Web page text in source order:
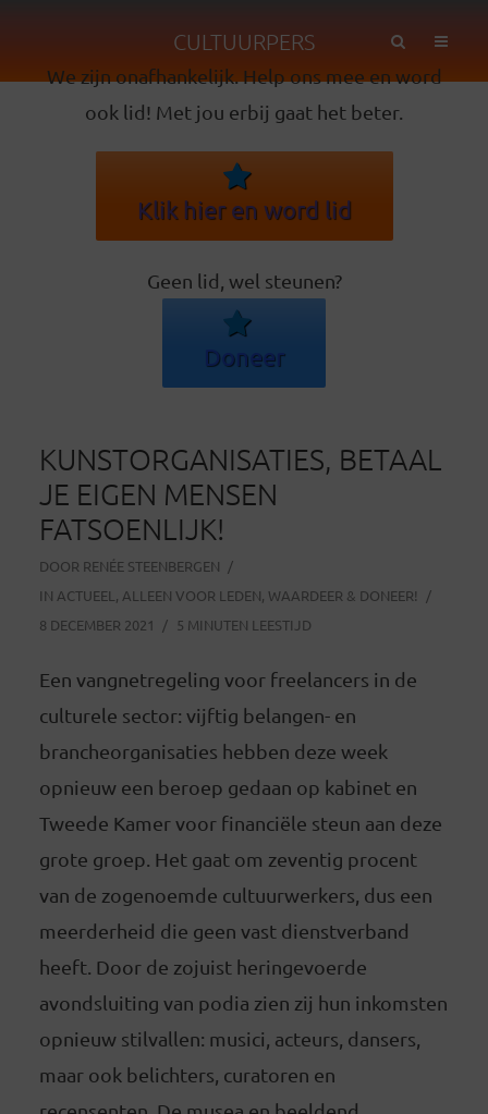
CULTUURPERS
We zijn onafhankelijk. Help ons mee en word
ook lid! Met jou erbij gaat het beter.
Klik hier en word lid
Geen lid, wel steunen?
Doneer
KUNSTORGANISATIES, BETAAL
JE EIGEN MENSEN
FATSOENLIJK!
DOOR RENÉE STEENBERGEN
IN ACTUEEL , ALLEEN VOOR LEDEN, WAARDEER & DONEER!
8 DECEMBER 2021
5 MINUTEN LEESTIJD
Een vangnetregeling voor freelancers in de
culturele sector: vijftig belangen- en
brancheorganisaties hebben deze week
opnieuw een beroep gedaan op kabinet en
Tweede Kamer voor financiële steun aan deze
grote groep. Het gaat om zeventig procent
van de zogenoemde cultuurwerkers, dus een
meerderheid die geen vast dienstverband
heeft. Door de zojuist heringevoerde
avondsluiting van podia zien zij hun inkomsten
opnieuw stilvallen: musici, acteurs, dansers,
maar ook belichters, curatoren en